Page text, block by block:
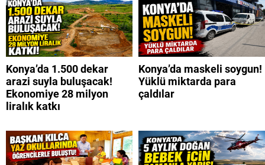
Konya’da 1.500 dekar
arazi suyla buluşacak!
Ekonomiye 28 milyon
liralık katkı
Konya’da maskeli soygun!
Yüklü miktarda para
çaldılar